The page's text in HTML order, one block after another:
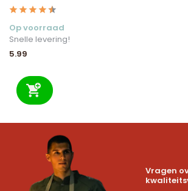
Op voorraad
Snelle levering!
5.99
Vragen